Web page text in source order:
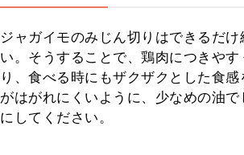
ジャガイモのみじん切りはできるだけ
い。そうすることで、鶏肉につきや
り、食べる時にもザクザクとした食
がはがれにくいように、少なめの油で
にしてください。